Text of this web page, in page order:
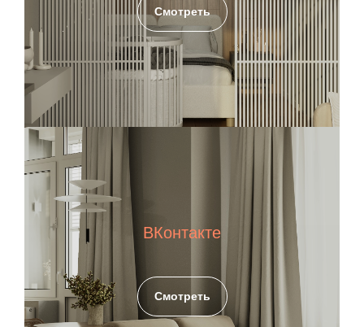
Смотреть
ВКонтакте
Смотреть